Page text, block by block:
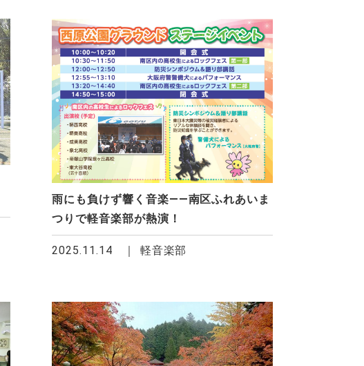
雨にも負けず響く音楽――南区ふれあいま
つりで軽音楽部が熱演！
2025.11.14 軽音楽部